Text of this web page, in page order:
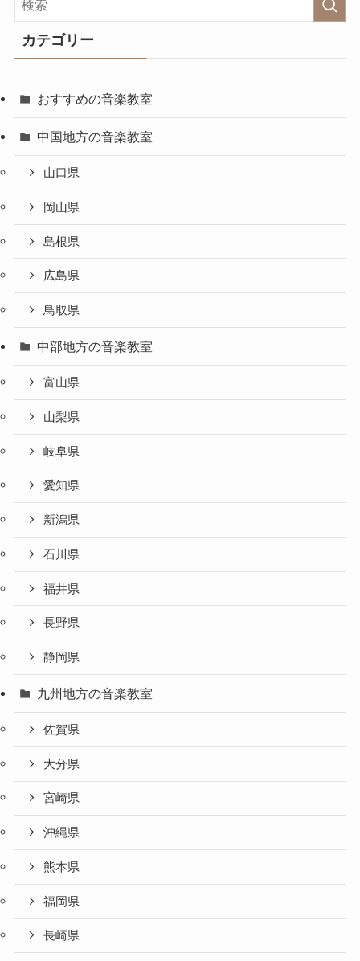
カテゴリー
おすすめの音楽教室
中国地方の音楽教室
山口県
岡山県
島根県
広島県
鳥取県
中部地方の音楽教室
富山県
山梨県
岐阜県
愛知県
新潟県
石川県
福井県
長野県
静岡県
九州地方の音楽教室
佐賀県
大分県
宮崎県
沖縄県
熊本県
福岡県
長崎県